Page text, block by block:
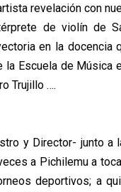
revelación con
de violín de
en la docencia
Escuela de Música
Trujillo ….
y Director- junto a
a Pichilemu a
deportivos; a